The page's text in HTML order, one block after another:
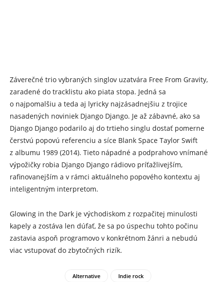
Záverečné trio vybraných singlov uzatvára Free From Gravity,
zaradené do tracklistu ako piata stopa. Jedná sa
o najpomalšiu a teda aj lyricky najzásadnejšiu z trojice
nasadených noviniek Django Django. Je až zábavné, ako sa
Django Django podarilo aj do trtieho singlu dostať pomerne
čerstvú popovú referenciu a síce Blank Space Taylor Swift
z albumu 1989 (2014). Tieto nápadné a podprahovo vnímané
výpožičky robia Django Django rádiovo príťažlivejším,
rafinovanejším a v rámci aktuálneho popového kontextu aj
inteligentným interpretom.
Glowing in the Dark je východiskom z rozpačitej minulosti
kapely a zostáva len dúfať, že sa po úspechu tohto počinu
zastavia aspoň programovo v konkrétnom žánri a nebudú
viac vstupovať do zbytočných rizík.
Alternative Indie rock